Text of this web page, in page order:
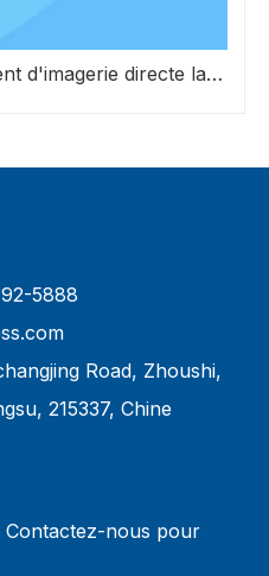
Avantages de l'équipement d'imagerie directe laser par rapport aux systèmes d'exposition traditionnels dans la fabrication de mailles d'écran
5888
Road, Zhoushi,
215337, Chine
Contactez-nous pour